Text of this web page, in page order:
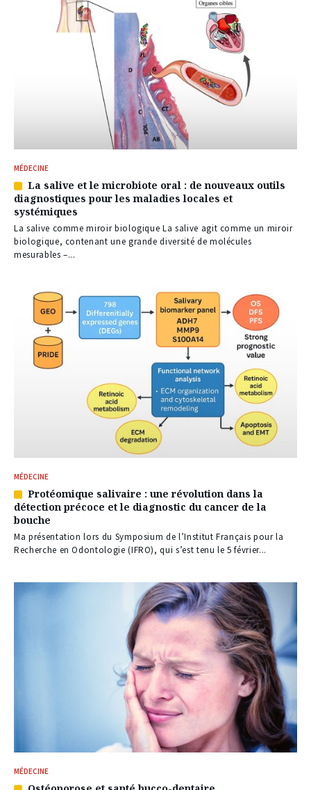
MÉDECINE
Article
réservé
à
nos
abonnés
La salive et le microbiote oral : de nouveaux outils
diagnostiques pour les maladies locales et
systémiques
La salive comme miroir biologique La salive agit comme un miroir
biologique, contenant une grande diversité de molécules
mesurables –...
MÉDECINE
Article
réservé
à
nos
abonnés
Protéomique salivaire : une révolution dans la
détection précoce et le diagnostic du cancer de la
bouche
Ma présentation lors du Symposium de l’Institut Français pour la
Recherche en Odontologie (IFRO), qui s’est tenu le 5 février...
MÉDECINE